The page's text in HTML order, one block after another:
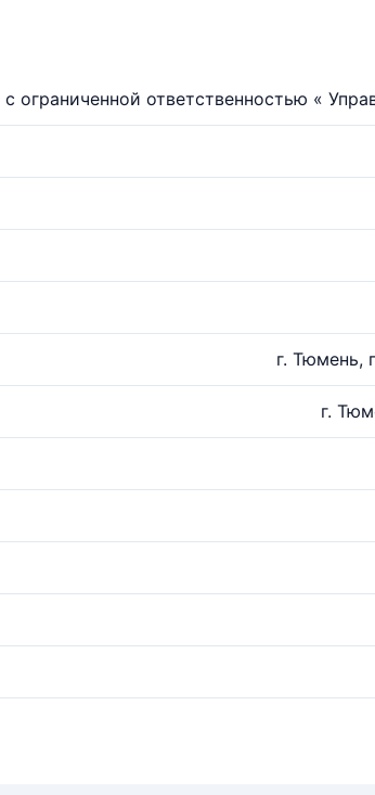
ограниченной ответственностью «
г. Тюмень,
г.